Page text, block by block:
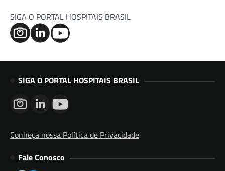
SIGA O PORTAL HOSPITAIS BRASIL
SIGA O PORTAL HOSPITAIS BRASIL
Conheça nossa Política de Privacidade
Fale Conosco